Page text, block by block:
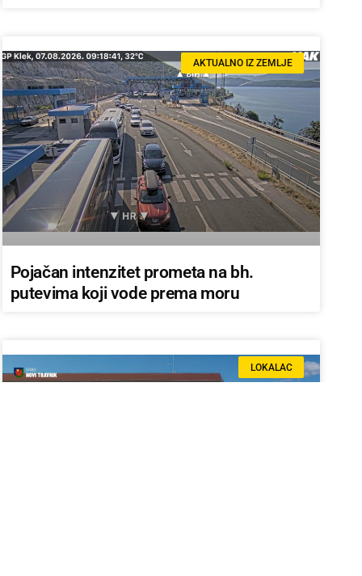
AKTUALNO IZ ZEMLJE
Pojačan intenzitet prometa na bh.
putevima koji vode prema moru
LOKALAC